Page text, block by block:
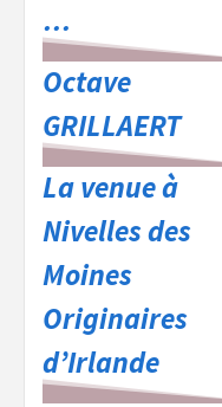
…
Octave
GRILLAERT
La venue à
Nivelles des
Moines
Originaires
d’Irlande